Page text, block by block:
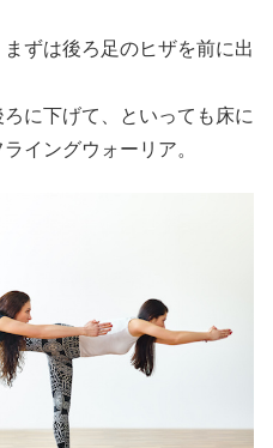
ずは後ろ足のヒザを前に出
に下げて、といっても床に
イングウォーリア。